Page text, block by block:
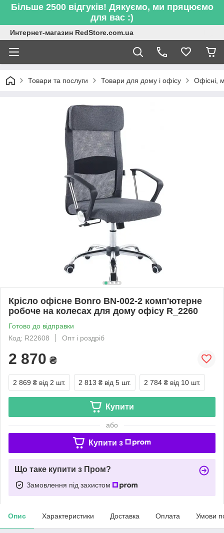
Більше 2500 відгуків! Дякуємо, ми пряцюємо
для вас :)
Интернет-магазин RedStore.com.ua
Товари та послуги Товари для дому і офісу Офісні,
Крісло офісне Bonro BN-002-2 комп'ютерне
робоче на колесах для дому офісу R_2260
Готово до відправки
Код: R22608
Опт і роздріб
2 870 ₴
2 869 ₴ від 2 шт. 2 813 ₴ від 5 шт. 2 784 ₴ від 10 шт.
Купити
або
Купити з
Що таке купити з Пром?
Замовлення під захистом
Опис Характеристики Доставка Оплата Умови